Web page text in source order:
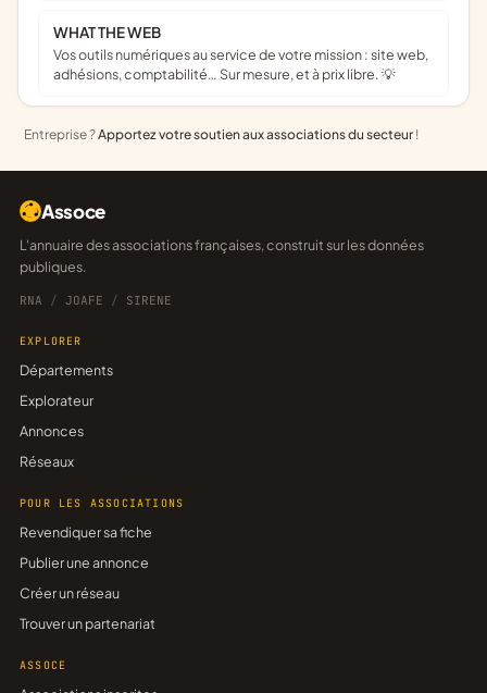
WHAT THE WEB
Vos outils numériques au service de votre mission : site web,
adhésions, comptabilité… Sur mesure, et à prix libre. 💡
Entreprise ?Apportez votre soutien aux associations du secteur !
Assoce
L'annuaire des associations françaises, construit sur les données
publiques.
RNA / JOAFE / SIRENE
EXPLORER
Départements
Explorateur
Annonces
Réseaux
POUR LES ASSOCIATIONS
Revendiquer sa fiche
Publier une annonce
Créer un réseau
Trouver un partenariat
ASSOCE